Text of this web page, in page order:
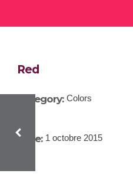
Red
Category: Colors
Date: 1 octobre 2015